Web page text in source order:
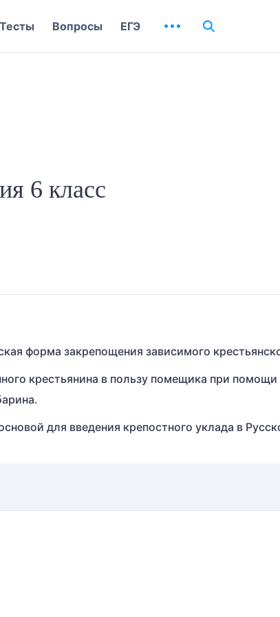
6 класс
форма закрепощения зависимого
крестьянина в пользу помещика при помощи
для введения крепостного уклада в
Тесты Вопросы ЕГЭ